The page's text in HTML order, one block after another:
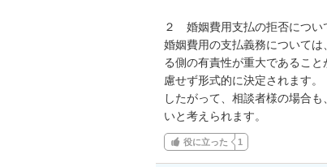
２　婚姻費用支払の拒否につい
婚姻費用の支払義務について
る側の有責性が重大であるこ
慮せず形式的に決定されます。
したがって、相談者様の場合
いと考えられます。
役に立った 1